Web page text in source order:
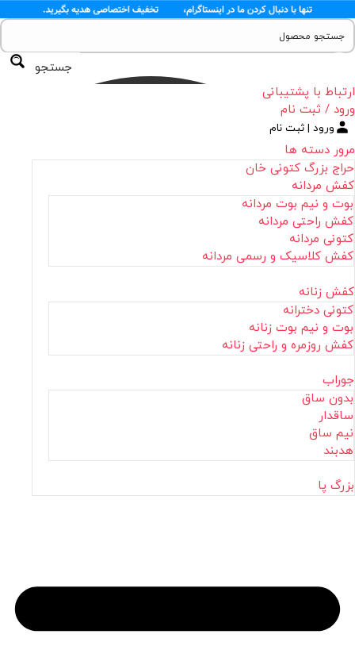
جستجو
ارتباط با پشتیبانی
ورود / ثبت نام
ورود | ثبت نام
مرور دسته ها
حراج بزرگ کتونی خان
کفش مردانه
بوت و نیم بوت مردانه
کفش راحتی مردانه
کتونی مردانه
کفش کلاسیک و رسمی مردانه
کفش زنانه
کتونی دخترانه
بوت و نیم بوت زنانه
کفش روزمره و راحتی زنانه
جوراب
بدون ساق
ساقدار
نیم ساق
هدبند
بزرگ پا